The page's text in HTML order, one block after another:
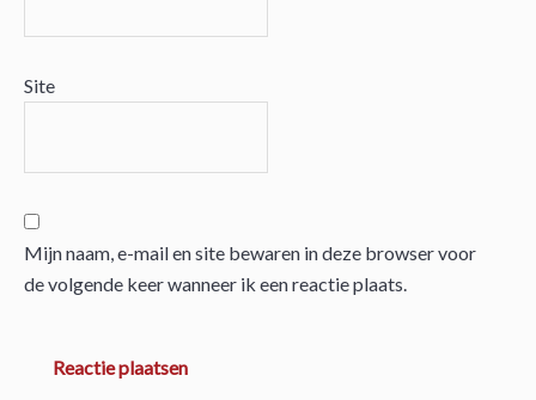
Site
Mijn naam, e-mail en site bewaren in deze browser voor
de volgende keer wanneer ik een reactie plaats.